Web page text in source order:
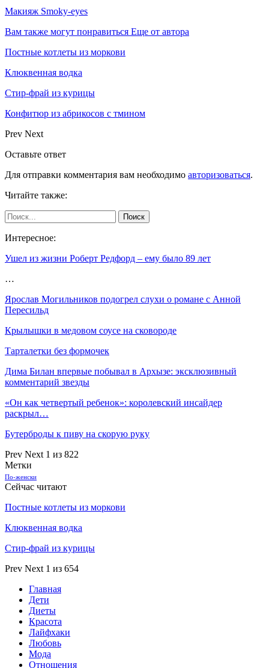
Макияж Smoky-eyes
Вам также могут понравиться Еще от автора
Постные котлеты из моркови
Клюквенная водка
Стир-фрай из курицы
Конфитюр из абрикосов с тмином
Prev Next
Оставьте ответ
Для отправки комментария вам необходимо авторизоваться.
Читайте также:
Интересное:
Ушел из жизни Роберт Редфорд – ему было 89 лет
…
Ярослав Могильников подогрел слухи о романе с Анной
Пересильд
Крылышки в медовом соусе на сковороде
Тарталетки без формочек
Дима Билан впервые побывал в Архызе: эксклюзивный
комментарий звезды
«Он как четвертый ребенок»: королевский инсайдер
раскрыл…
Бутерброды к пиву на скорую руку
Prev Next 1 из 822
Метки
По-женски
Сейчас читают
Постные котлеты из моркови
Клюквенная водка
Стир-фрай из курицы
Prev Next 1 из 654
Главная
Дети
Диеты
Красота
Лайфхаки
Любовь
Мода
Отношения